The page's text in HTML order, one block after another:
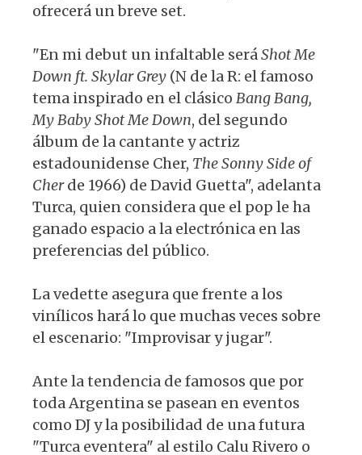
ofrecerá un breve set.
"En mi debut un infaltable seráShot Me
Down ft. Skylar Grey (N de la R: el famoso
tema inspirado en el clásico Bang Bang,
My Baby Shot Me Down, del segundo
álbum de la cantante y actriz
estadounidense Cher, The Sonny Side of
Cherde 1966) de David Guetta", adelanta
Turca, quien considera que el pop le ha
ganado espacio a la electrónica en las
preferencias del público.
La vedette asegura que frente a los
vinílicos hará lo que muchas veces sobre
el escenario: "Improvisar y jugar".
Ante la tendencia de famosos que por
toda Argentina se pasean en eventos
como DJ y la posibilidad de una futura
"Turca eventera" al estilo Calu Rivero o